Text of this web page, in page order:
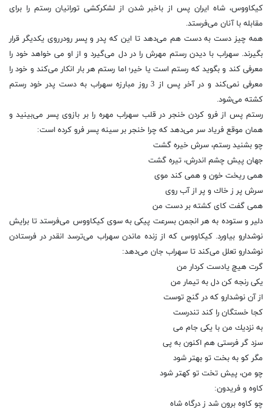
كیكاووس، شاه ایران پس از باخبر شدن از لشكركشی تورانیان رستم را برای
مقابله با آنان می‌فرستد.
همه چیز دست به دست هم می‌دهد تا این كه پدر و پسر رودرروی یكدیگر قرار
بگیرند. سهراب با دیدن رستم مهرش را در دل می‌گیرد و از او می خواهد خود را
معرفی كند و بگوید كه رستم است یا خیر؛ اما رستم هر بار انكار می‌كند و خود را
معرفی نمی‌كند و در آخر پس از 3 روز مبارزه سهراب به دست پدر خود رستم
كشته می‌شود.
رستم پس از فرو كردن خنجر در قلب سهراب مهره را بر بازوی پسر می‌بینید و
همان موقع فریاد سر می‌دهد كه چرا خنجر بر سینه پسر فرو كرده است:
چو بشنید رستم، سرش خیره گشت
جهان پیش چشم اندرش، تیره گشت
همی ریخت خون و همی كند موی
سرش پر ز خاك و پر از آب روی
همی گفت كای كشته بر دست من
دلیر و ستوده به هر انجمن بسرعت پیكی به سوی كیكاووس می‌فرستد تا برایش
نوشدارو بیاورد. كیكاووس كه از زنده ماندن سهراب می‌ترسد انقدر در فرستادن
نوشدارو تعلل می‌كند تا سهراب جان می‌دهد:
گرت هیچ یادست كردار من
یكی رنجه كن دل به تیمار من
از آن نوشدارو كه در گنج توست
كجا خستگان را كند تندرست
به نزدیك من با یكی جام می
سزد گر فرستی هم اكنون به پی
مگر كو به بخت تو بهتر شود
چو من، پیش تخت تو كهتر شود
كاوه و فریدون:
چو كاوه برون شد ز درگاه شاه